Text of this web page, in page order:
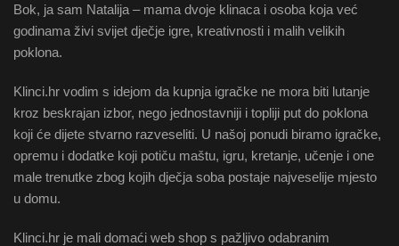
Bok, ja sam Natalija – mama dvoje klinaca i osoba koja već
godinama živi svijet dječje igre, kreativnosti i malih velikih
poklona.
Klinci.hr vodim s idejom da kupnja igračke ne mora biti lutanje
kroz beskrajan izbor, nego jednostavniji i topliji put do poklona
koji će dijete stvarno razveseliti. U našoj ponudi biramo igračke,
opremu i dodatke koji potiču maštu, igru, kretanje, učenje i one
male trenutke zbog kojih dječja soba postaje najveselije mjesto
u domu.
Klinci.hr je mali domaći web shop s pažljivo odabranim